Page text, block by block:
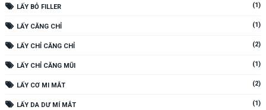
LẤY BỎ FILLER (1)
LẤY CĂNG CHỈ (1)
LẤY CHỈ CĂNG CHỈ (2)
LẤY CHỈ CĂNG MŨI (1)
LẤY CƠ MI MẮT (2)
LẤY DA DƯ MÍ MẮT (1)